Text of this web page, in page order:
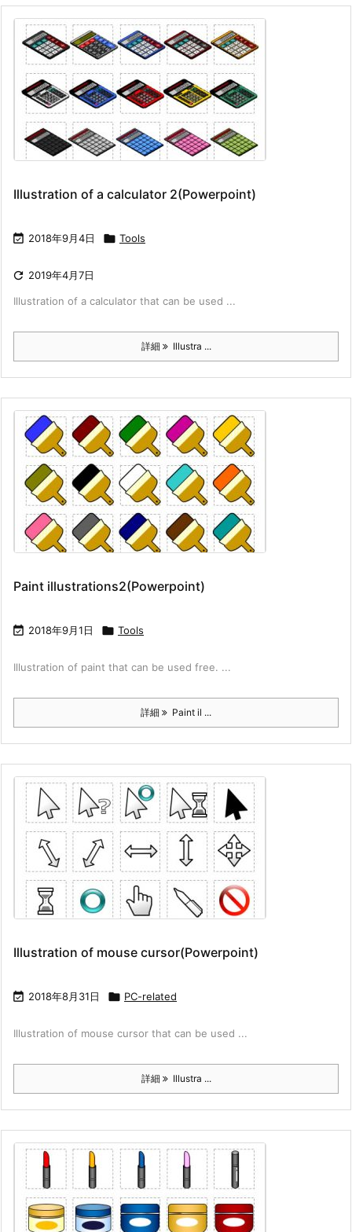
Illustration of a calculator 2(Powerpoint)
 2018年9月4日  Tools
 2019年4月7日
Illustration of a calculator that can be used ...
詳細 Illustra ...
Paint illustrations2(Powerpoint)
 2018年9月1日  Tools
Illustration of paint that can be used free. ...
詳細 Paint il ...
Illustration of mouse cursor(Powerpoint)
 2018年8月31日  PC-related
Illustration of mouse cursor that can be used ...
詳細 Illustra ...